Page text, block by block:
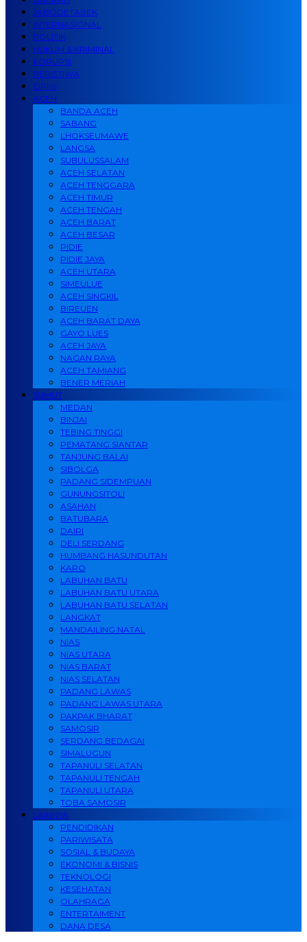
JABODETABEK
INTERNASIONAL
POLITIK
HUKUM & KRIMINAL
KORUPSI
PERISTIWA
OPINI
ACEH
BANDA ACEH
SABANG
LHOKSEUMAWE
LANGSA
SUBULUSSALAM
ACEH SELATAN
ACEH TENGGARA
ACEH TIMUR
ACEH TENGAH
ACEH BARAT
ACEH BESAR
PIDIE
PIDIE JAYA
ACEH UTARA
SIMEULUE
ACEH SINGKIL
BIREUEN
ACEH BARAT DAYA
GAYO LUES
ACEH JAYA
NAGAN RAYA
ACEH TAMIANG
BENER MERIAH
SUMUT
MEDAN
BINJAI
TEBING TINGGI
PEMATANG SIANTAR
TANJUNG BALAI
SIBOLGA
PADANG SIDEMPUAN
GUNUNGSITOLI
ASAHAN
BATUBARA
DAIRI
DELI SERDANG
HUMBANG HASUNDUTAN
KARO
LABUHAN BATU
LABUHAN BATU UTARA
LABUHAN BATU SELATAN
LANGKAT
MANDAILING NATAL
NIAS
NIAS UTARA
NIAS BARAT
NIAS SELATAN
PADANG LAWAS
PADANG LAWAS UTARA
PAKPAK BHARAT
SAMOSIR
SERDANG BEDAGAI
SIMALUGUN
TAPANULI SELATAN
TAPANULI TENGAH
TAPANULI UTARA
TOBA SAMOSIR
LAINNYA
PENDIDIKAN
PARIWISATA
SOSIAL & BUDAYA
EKONOMI & BISNIS
TEKNOLOGI
KESEHATAN
OLAHRAGA
ENTERTAIMENT
DANA DESA